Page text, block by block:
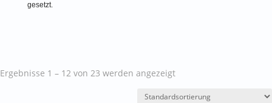
gesetzt.
Ergebnisse 1 – 12 von 23 werden angezeigt